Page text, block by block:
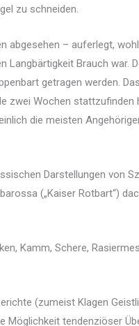
zu schneiden.
abgesehen – auferlegt,
Brauch war.
getragen werden.
zwei Wochen stattzufinden
die meisten
Darstellungen von
(„Kaiser Rotbart“)
Kamm, Schere,
(zumeist Klagen
tendenziöser